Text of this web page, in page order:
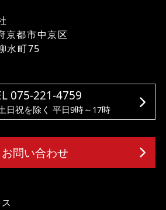
京都市中京区
水町75
075-221-4759
日祝を除く 平日9時～17時
い合わせ